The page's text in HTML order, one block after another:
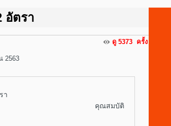
อัตรา
ดู 5373 ครั้ง
2563
แลเด็ก จำนวน 2 อัตรา
บัติ